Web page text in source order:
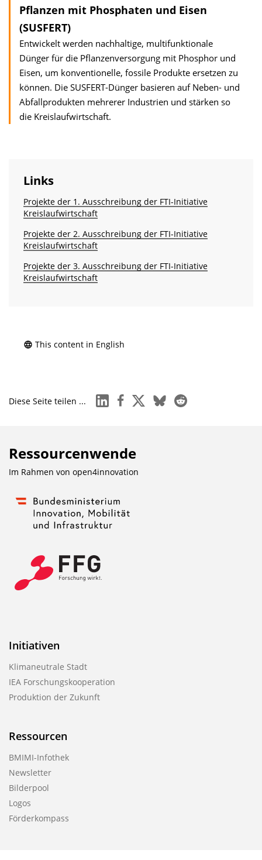
Pflanzen mit Phosphaten und Eisen
(SUSFERT)
Entwickelt werden nachhaltige, multifunktionale
Dünger für die Pflanzenversorgung mit Phosphor und
Eisen, um konventionelle, fossile Produkte ersetzen zu
können. Die SUSFERT-Dünger basieren auf Neben- und
Abfallprodukten mehrerer Industrien und stärken so
die Kreislaufwirtschaft.
Links
Projekte der 1. Ausschreibung der FTI-Initiative
Kreislaufwirtschaft
Projekte der 2. Ausschreibung der FTI-Initiative
Kreislaufwirtschaft
Projekte der 3. Ausschreibung der FTI-Initiative
Kreislaufwirtschaft
This content in English
Diese Seite teilen ... linkedinfacebook
x blueskyreddit
Ressourcenwende
Im Rahmen von open4innovation
Initiativen
Klimaneutrale Stadt
IEA Forschungskooperation
Produktion der Zukunft
Ressourcen
BMIMI-Infothek
Newsletter
Bilderpool
Logos
Förderkompass